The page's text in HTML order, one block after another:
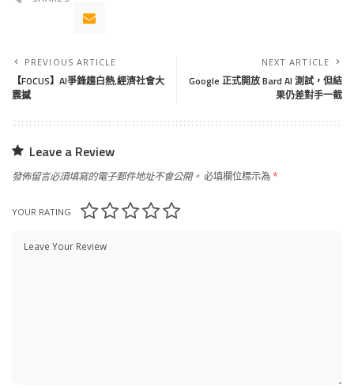
PREVIOUS ARTICLE
【FOCUS】AI爭鋒趨白熱,經濟社會大
震撼
NEXT ARTICLE
Google 正式開放 Bard AI 測試，但結
果仍差對手一截
Leave a Review
發佈留言必須填寫的電子郵件地址不會公開。 必填欄位標示為*
YOUR RATING